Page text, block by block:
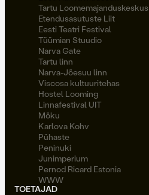
Tartu Loomemajanduskeskus
Etendusasutuste Liit
Eesti Teatri Festival
Tüümian Stuudio
Narva Gate
Tartu linn
Narva-Jõesuu linn
Viscosa kultuuritehas
Hostel Looming
Linnafestival UIT
Möku
Karlova Kohv
Pühaste
Peninuki
Junimperium
Pernod Ricard Estonia
WWW
TOETAJAD